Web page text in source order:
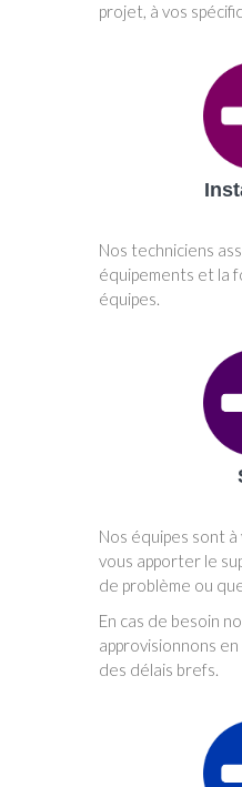
projet, à vos
Nos techniciens
équipements et la
équipes.
Nos équipes sont
vous apporter le
de problème ou
En cas de besoin
approvisionnons
des délais brefs.